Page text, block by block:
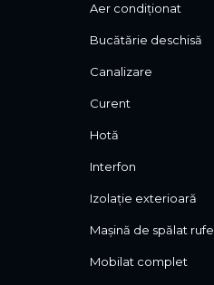
Aer condiționat
Bucătărie deschisă
Canalizare
Curent
Hotă
Interfon
Izolație exterioară
Mașină de spălat rufe
Mobilat complet